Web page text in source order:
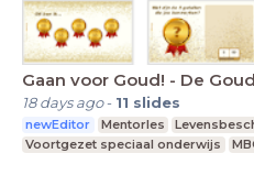
Gaan voor Goud! - De
18 days ago- 11 slides
newEditor Mentorles
Voortgezet speciaal onderwijs